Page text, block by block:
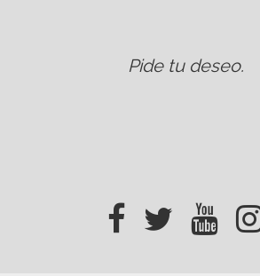
Pide tu deseo.